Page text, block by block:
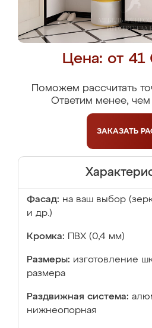
Цена: от
Поможем рассчитать
Ответим менее, чем
ЗАКАЗАТЬ
Фасад: на ваш выбор
и др.)
Кромка: ПВХ (0,4 мм)
Размеры: изготовление
размера
Раздвижная система:
нижнеопорная